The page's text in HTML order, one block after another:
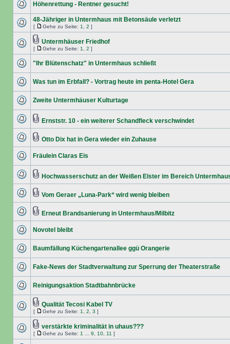
Höhenrettung - Rentner gesucht!
48-Jähriger in Untermhaus mit Betonsäule verletzt
[ Gehe zu Seite: 1 2 ]
Untermhäuser Friedhof
[ Gehe zu Seite: 1 2 ]
"Ihr Blütenschatz" in Untermhaus schließt
Was tun im Erbfall? - Vortrag heute im penta-Hotel Gera
Zweite Untermhäuser Kulturtage
Ernststr. 10 - ein weiterer Schandfleck verschwindet
Otto Dix hat in Gera wieder ein Zuhause
Fräulein Claras Eis
Hochwasserschutz an der Weißen Elster im Bereich
Vom Geraer „Luna-Park“ wird wenig bleiben
Erneut Brandsanierung in Untermhaus/Milbitz
Novotel bleibt
Baumfällung Küchengartenallee ggü Orangerie
Fake-News der Stadtverwaltung zur Sperrung der Theaterstraße
Reinigungsaktion Stadtbahnbrücke
Qualität Tecosi Kabel TV
[ Gehe zu Seite: 1 2 3 ]
verstärkte kriminalität in uhaus???
[ Gehe zu Seite: 1 9 10 11 ]